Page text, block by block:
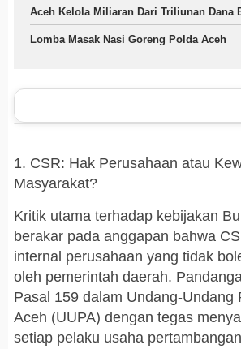
Aceh Kelola Miliaran Dari Triliunan Dana
Lomba Masak Nasi Goreng Polda Aceh
1. CSR: Hak Perusahaan atau
Masyarakat?
Kritik utama terhadap kebijakan
berakar pada anggapan bahwa
internal perusahaan yang tidak
oleh pemerintah daerah.
Pasal 159 dalam Undang-Undang
Aceh (UUPA) dengan tegas
setiap pelaku usaha